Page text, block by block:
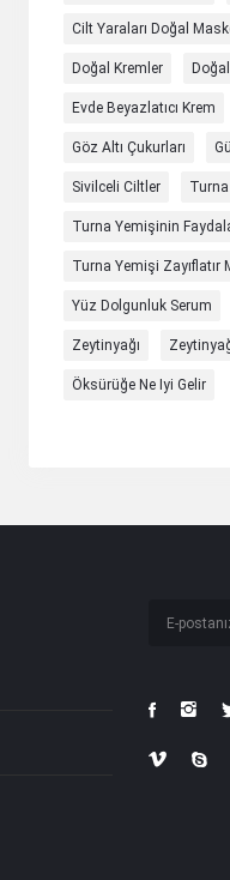
Cilt Yaraları Doğal
Doğal Kremler
Evde Beyazlatıcı Krem
Göz Altı Çukurları
Sivilceli Ciltler
Turna Yemişinin
Turna Yemişi Zayıflatır
Yüz Dolgunluk Serum
Zeytinyağı
Öksürüğe Ne Iyi Gelir